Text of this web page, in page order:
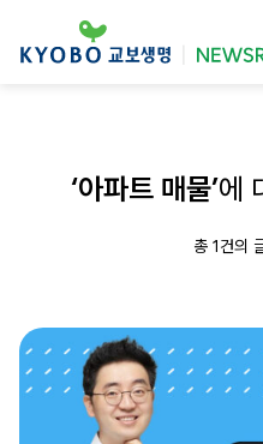
‘아파트 매물’에
총 1건의